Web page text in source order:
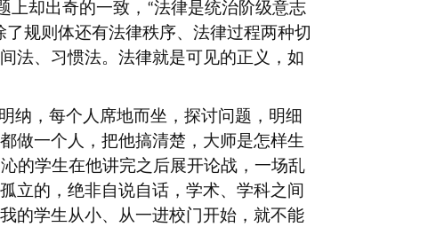
却出奇的一致， “法律是统治阶级意志
规则体还有法律秩序、法律过程两种切
法、习惯法。法律就是可见的正义，如
纳，每个人席地而坐，探讨问题，明细
做一个人，把他搞清楚，大师是怎样生
的学生在他讲完之后展开论战，一场乱
立的，绝非自说自话，学术、学科之间
的学生从小、从一进校门开始，就不能